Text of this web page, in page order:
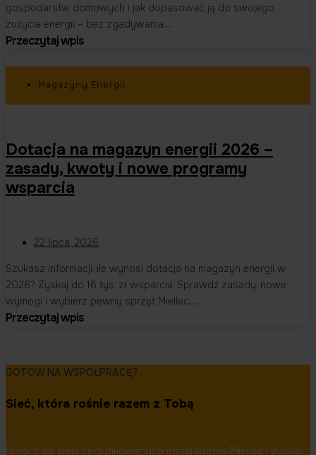
gospodarstw domowych i jak dopasować ją do swojego
zużycia energii – bez zgadywania….
Przeczytaj wpis
Magazyny Energii
Dotacja na magazyn energii 2026 –
zasady, kwoty i nowe programy
wsparcia
22 lipca, 2026
Szukasz informacji, ile wynosi dotacja na magazyn energii w
2026? Zyskaj do 16 tys. zł wsparcia. Sprawdź zasady, nowe
wymogi i wybierz pewny sprzęt Miellec….
Przeczytaj wpis
GOTÓW NA WSPÓŁPRACĘ?
Sieć, która rośnie razem z Tobą
Dołącz do sieci certyfikowanych instalatorów Miellec i zyskaj